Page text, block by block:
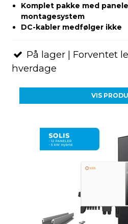
Komplet pakke med
montagesystem
DC-kabler medfølger ikke
På lager | Forventet
hverdage
VIS